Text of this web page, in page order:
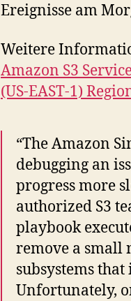
Ereignisse am
Weitere
Amazon S3
(US-EAST-1)
“The Amazon
debugging an
progress more
authorized S3
playbook
remove a small
subsystems that
Unfortunately,